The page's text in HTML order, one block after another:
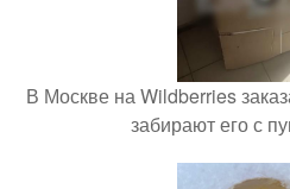
В Москве на Wildberries
забирают его с